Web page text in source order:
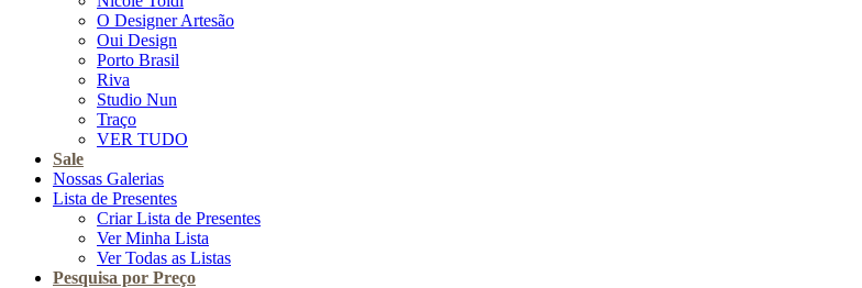
O Designer Artesão
Oui Design
Porto Brasil
Riva
Studio Nun
Traço
VER TUDO
Sale
Nossas Galerias
Lista de Presentes
Criar Lista de Presentes
Ver Minha Lista
Ver Todas as Listas
Pesquisa por Preço